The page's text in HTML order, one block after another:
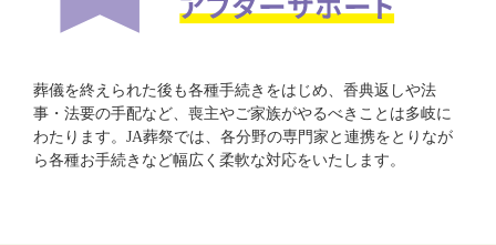
葬儀を終えられた後も各種手続きをはじめ、香典返しや法
事・法要の手配など、喪主やご家族がやるべきことは多岐に
わたります。JA葬祭では、各分野の専門家と連携をとりなが
ら各種お手続きなど幅広く柔軟な対応をいたします。